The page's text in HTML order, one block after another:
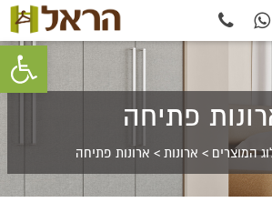
פתח
פתיחה
המוצרים > ארונות > ארונות פתיחה